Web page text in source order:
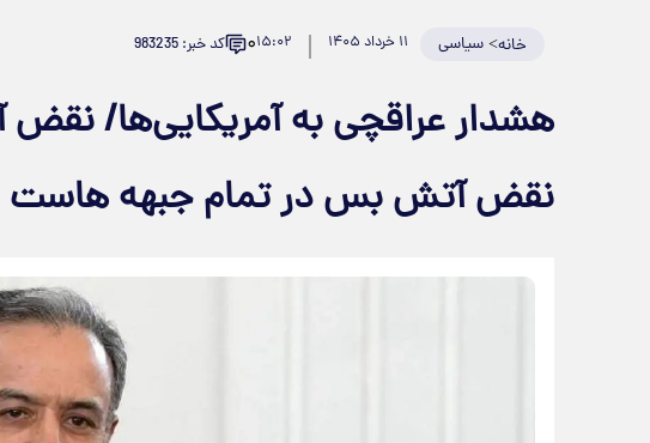
خانه>سیاسی ۱۱ خرداد ۱۴۰۵ ۱۵:۰۲۰ کد خبر: 983235
هشدار عراقچی به آمریکایی‌ها/
نقض آتش بس در تمام جبهه هاست